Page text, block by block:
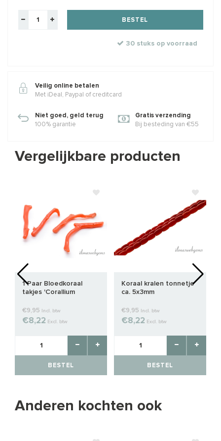
BESTEL
30 stuks op voorraad
Veilig online betalen
Met iDeal, Paypal of creditcard
Niet goed, geld terug
100% garantie
Gratis verzending
Bij besteding van €55
Vergelijkbare producten
1 Paar Bloedkoraal
takjes 'Corallium
€9,95 Incl. btw
€8,22 Excl. btw
BESTEL
Koraal kralen tonnetje
ca. 5x3mm
€9,95 Incl. btw
€8,22 Excl. btw
BESTEL
Anderen kochten ook